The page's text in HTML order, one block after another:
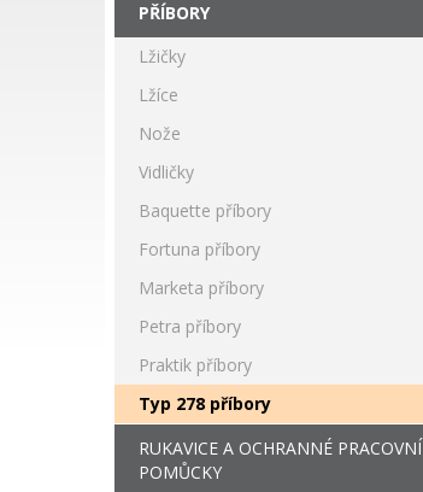
PŘÍBORY
Lžičky
Lžíce
Nože
Vidličky
Baquette příbory
Fortuna příbory
Marketa příbory
Petra příbory
Praktik příbory
Typ 278 příbory
RUKAVICE A OCHRANNÉ PRACOVNÍ
POMŮCKY